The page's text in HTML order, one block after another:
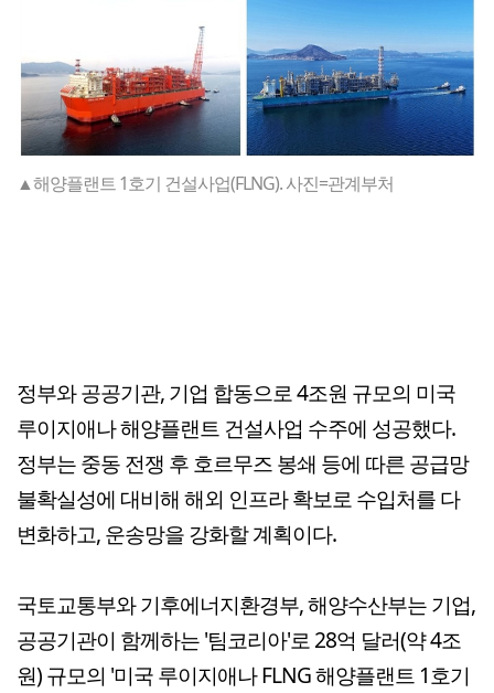
▲해양플랜트 1호기 건설사업(FLNG). 사진=관계부처
정부와 공공기관, 기업 합동으로 4조원 규모의 미국
루이지애나 해양플랜트 건설사업 수주에 성공했다.
정부는 중동 전쟁 후 호르무즈 봉쇄 등에 따른 공급망
불확실성에 대비해 해외 인프라 확보로 수입처를 다
변화하고, 운송망을 강화할 계획이다.
국토교통부와 기후에너지환경부, 해양수산부는 기업,
공공기관이 함께하는 '팀코리아'로 28억 달러(약 4조
원) 규모의 '미국 루이지애나 FLNG 해양플랜트 1호기